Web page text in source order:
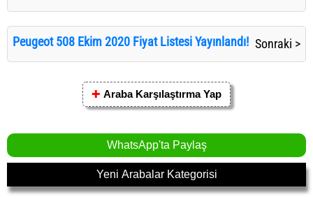
Peugeot 508 Ekim 2020 Fiyat Listesi Yayınlandı! Sonraki >
✚ Araba Karşılaştırma Yap
WhatsApp'ta Paylaş
Yeni Arabalar Kategorisi